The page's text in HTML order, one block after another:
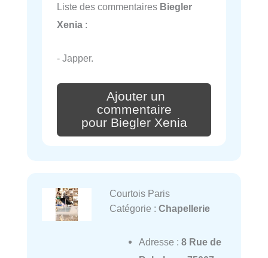
Liste des commentaires Biegler
Xenia :
- Japper.
Ajouter un
commentaire
pour Biegler Xenia
Courtois Paris
Catégorie : Chapellerie
Adresse : 8 Rue de